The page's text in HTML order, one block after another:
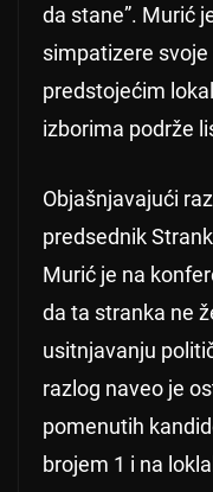
da stane”. Murić
simpatizere
predstojećim
izborima podrže
Objašnjavajući
predsednik
Murić je na
da ta stranka ne
usitnjavanju
razlog naveo je
pomenutih
brojem 1 i na